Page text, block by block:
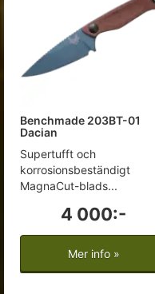
Benchmade 203BT-01
Dacian
Supertufft och
korrosionsbeständigt
MagnaCut-blads...
4 000:-
Mer info »